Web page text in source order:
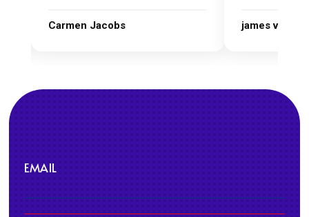
james van oranje Marcel Thijs
EMAIL